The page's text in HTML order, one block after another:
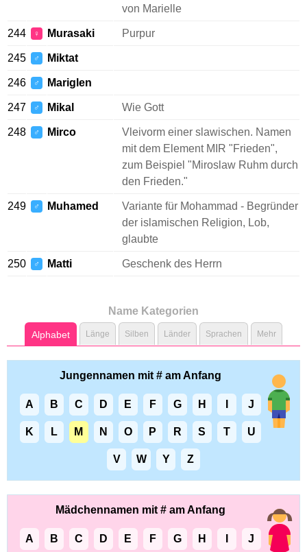
von Marielle
244 ♀ Murasaki Purpur
245 ♂ Miktat
246 ♂ Mariglen
247 ♂ Mikal Wie Gott
248 ♂ Mirco
Vleivorm einer slawischen. Namen
mit dem Element MIR "Frieden",
zum Beispiel "Miroslaw Ruhm durch
den Frieden."
249 ♂ Muhamed
Variante für Mohammad - Begründer
der islamischen Religion, Lob,
glaubte
250 ♂ Matti Geschenk des Herrn
Name Kategorien
Alphabet Länge Silben Länder Sprachen Mehr
Jungennamen mit # am Anfang
A B C D E F G H J
K L M N O P R S T U
V W Y Z
Mädchennamen mit # am Anfang
A B C D E F G H J